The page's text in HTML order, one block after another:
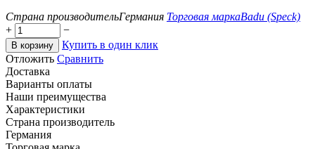
Страна производительГермания Торговая маркаBadu (Speck)
+
−
В корзину
Купить в один клик
Отложить Сравнить
Доставка
Варианты оплаты
Наши преимущества
Характеристики
Страна производитель
Германия